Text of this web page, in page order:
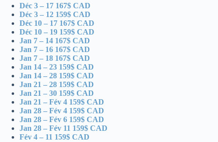
Déc 3 – 17 167$ CAD
Déc 3 – 12 159$ CAD
Déc 10 – 17 167$ CAD
Déc 10 – 19 159$ CAD
Jan 7 – 14 167$ CAD
Jan 7 – 16 167$ CAD
Jan 7 – 18 167$ CAD
Jan 14 – 23 159$ CAD
Jan 14 – 28 159$ CAD
Jan 21 – 28 159$ CAD
Jan 21 – 30 159$ CAD
Jan 21 – Fév 4 159$ CAD
Jan 28 – Fév 4 159$ CAD
Jan 28 – Fév 6 159$ CAD
Jan 28 – Fév 11 159$ CAD
Fév 4 – 11 159$ CAD